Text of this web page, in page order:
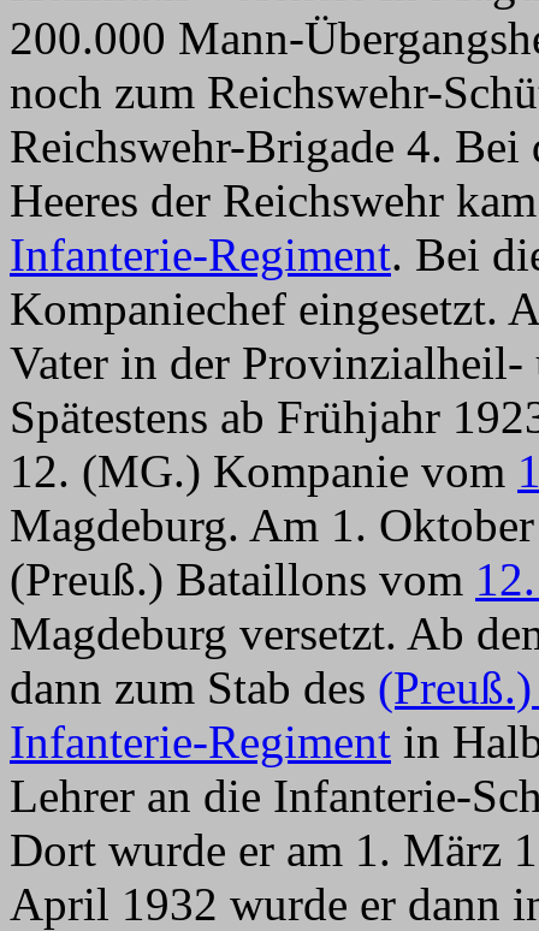
200.000 Mann-
noch zum Reichswehr-
Reichswehr-Brigade 4.
Heeres der Reichswehr
Infanterie-Regiment. Bei
Kompaniechef eingesetzt.
Vater in der
Spätestens ab Frühjahr
12. (MG.) Kompanie vom
Magdeburg. Am 1.
(Preuß.) Bataillons vom
Magdeburg versetzt. Ab
dann zum Stab des
Infanterie-Regiment in
Lehrer an die Infanterie-
Dort wurde er am 1. März
April 1932 wurde er dann